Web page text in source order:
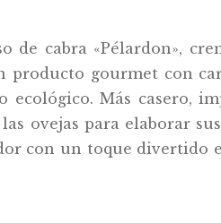
de cabra «Pélardon»,
producto gourmet con
Más casero,
ovejas para elaborar
con un toque divertido